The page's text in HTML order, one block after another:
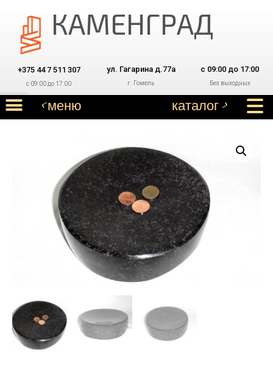
КАМЕНГРАД
+375 44 7 511 307
с 09:00 до 17:00
ул. Гагарина д.77а
г. Гомель
с 09:00 до 17:00
Без выходных
< меню каталог >